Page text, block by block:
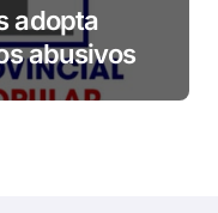
adopta
abusivos